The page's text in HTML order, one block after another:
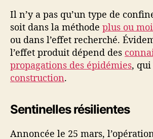
Il n’y a pas qu’un type de
soit dans la méthode plus ou
ou dans l’effet recherché.
l’effet produit dépend des
propagations des épidémies,
construction.
Sentinelles résilientes
Annoncée le 25 mars,